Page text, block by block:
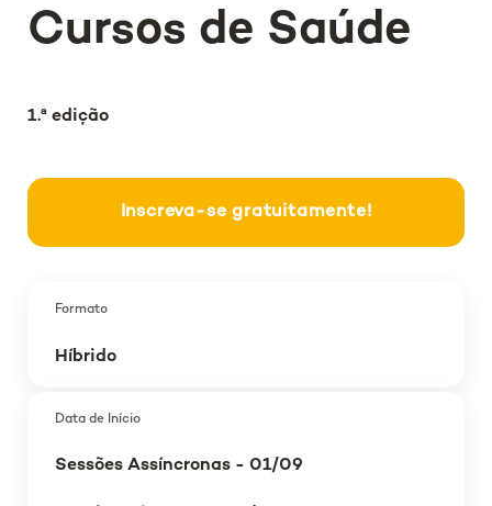
Cursos de Saúde
1.ª edição
Inscreva-se gratuitamente!
Formato
Híbrido
Data de Início
Sessões Assíncronas - 01/09